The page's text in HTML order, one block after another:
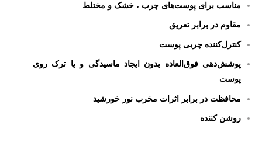
مناسب برای پوست‌های چرب ، خشک و مختلط
مقاوم در برابر تعریق
کنترل‌کننده چربی پوست
پوشش‌دهی فوق‌العاده بدون ایجاد ماسیدگی و یا ترک روی
پوست
محافظت در برابر اثرات مخرب نور خورشید
روشن کننده